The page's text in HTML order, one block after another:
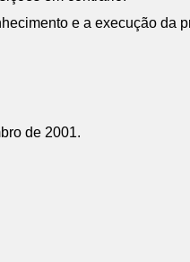
e a execução da
de 2001.